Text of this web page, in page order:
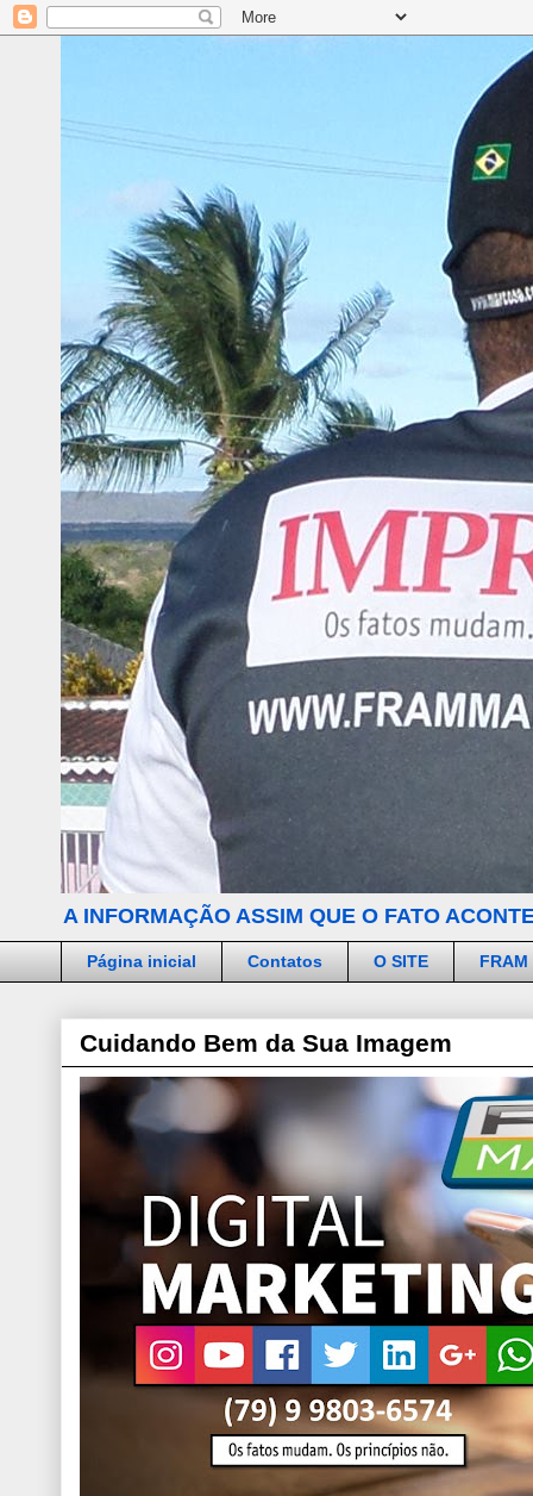
A INFORMAÇÃO ASSIM QUE O FATO
Página inicial Contatos O SITE FRAM
Cuidando Bem da Sua Imagem